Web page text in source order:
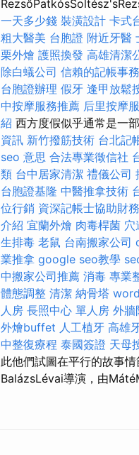
一天多少錢 裝潢設計 卡式
粗大醫美 台胞證 附近牙醫
栗外燴 護照換發 高雄清潔
除白蟻公司 信賴的記帳事
台胞證辦理 假牙 逢甲放鬆
中按摩服務推薦 后里按摩
紹 西方度假似乎通常是一
資訊 新竹撥筋技術 台北記
seo 意思 合法專業徵信社
類 台中居家清潔 禮儀公司
台胞證基隆 中醫推拿技術
位行銷 資深記帳士協助財
介紹 宜蘭外燴 肉毒桿菌 穴
生排毒 老鼠 台南搬家公司
業推拿 google seo教學
中搬家公司推薦 消毒 專業
體態調整 清潔 納骨塔
人房 長照中心 單人房 外牆
外燴buffet 人工植牙 高雄
中整復療程 泰國簽證 天母
此他們試圖在平行的故事
BalázsLévai導演，由